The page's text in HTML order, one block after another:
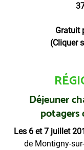
Gratuit
(Cliquer
Déjeuner
potagers
Les 6 et 7 juillet
de Montigny-